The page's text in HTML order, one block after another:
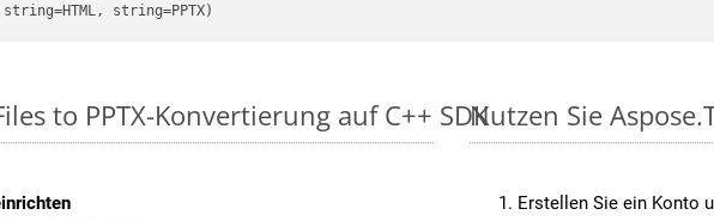
string=HTML, string=PPTX)
to PPTX-Konvertierung auf C++ SDKNutzen Sie
Erstellen Sie ein Konto